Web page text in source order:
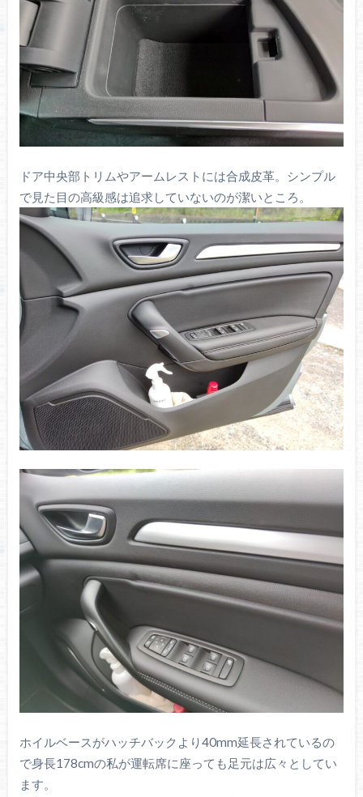
ドア中央部トリムやアームレストには合成皮革。シンプル
で見た目の高級感は追求していないのが潔いところ。
ホイルベースがハッチバックより40mm延長されているの
で身長178cmの私が運転席に座っても足元は広々としてい
ます。